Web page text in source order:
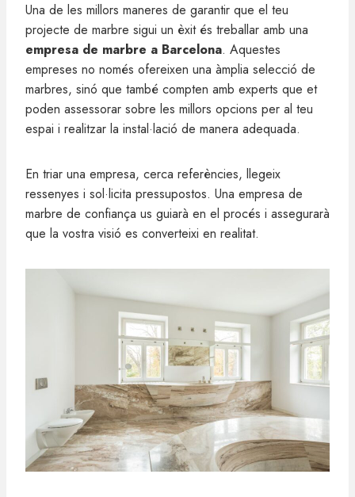
Una de les millors maneres de garantir que el teu
projecte de marbre sigui un èxit és treballar amb una
empresa de marbre a Barcelona. Aquestes
empreses no només ofereixen una àmplia selecció de
marbres, sinó que també compten amb experts que et
poden assessorar sobre les millors opcions per al teu
espai i realitzar la instal·lació de manera adequada.
En triar una empresa, cerca referències, llegeix
ressenyes i sol·licita pressupostos. Una empresa de
marbre de confiança us guiarà en el procés i assegurarà
que la vostra visió es converteixi en realitat.